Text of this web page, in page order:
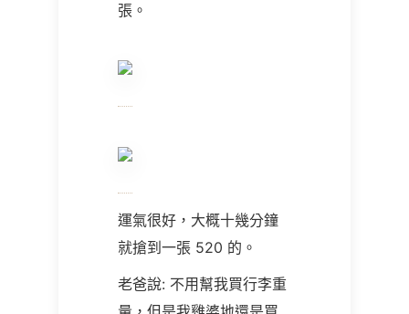
張。
運氣很好，大概十幾分鐘
就搶到一張 520 的。
老爸說: 不用幫我買行李重